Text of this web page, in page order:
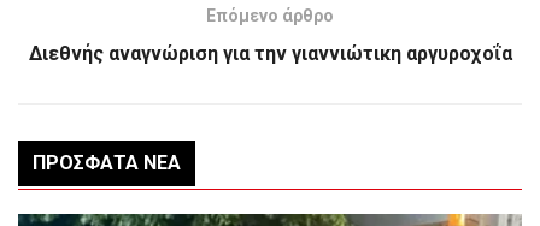
Επόμενο άρθρο
Διεθνής αναγνώριση για την γιαννιώτικη αργυροχοΐα
ΠΡΌΣΦΑΤΑ ΝΈΑ